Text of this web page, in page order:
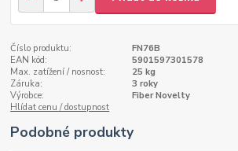
Číslo produktu:
FN76B
EAN kód:
5901597301578
Max. zatížení / nosnost:
25 kg
Záruka:
3 roky
Výrobce:
Fiber Novelty
Hlídat cenu / dostupnost
Podobné produkty